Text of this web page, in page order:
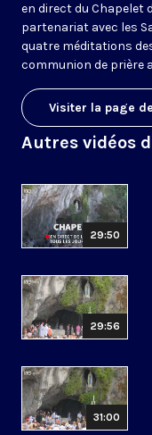
en direct du Chapelet
partenariat avec les
quatre méditations
communion de prière
Visiter la page
Autres vidéos
29:50
29:56
31:00